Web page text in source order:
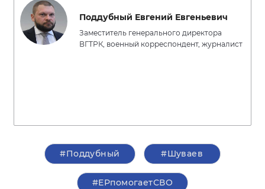
Поддубный Евгений Евгеньевич
Заместитель генерального директора
ВГТРК, военный корреспондент, журналист
#Поддубный #Шуваев
#ЕРпомогаетСВО